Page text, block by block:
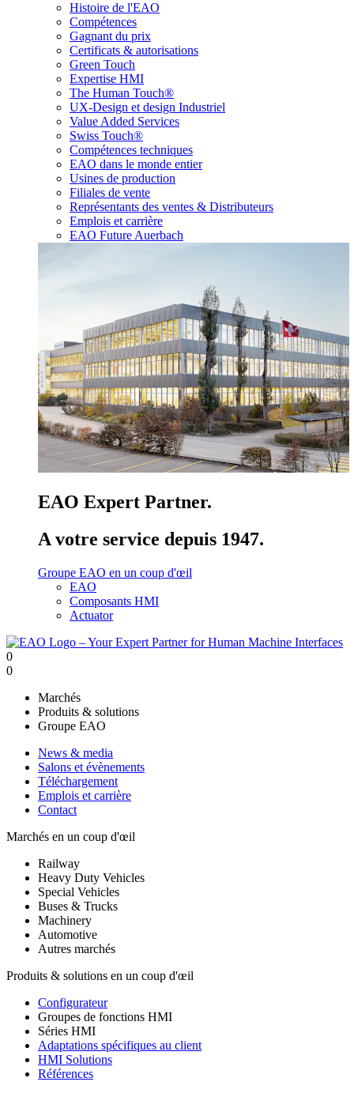
Histoire de l'EAO
Compétences
Gagnant du prix
Certificats & autorisations
Green Touch
Expertise HMI
The Human Touch®
UX-Design et design Industriel
Value Added Services
Swiss Touch®
Compétences techniques
EAO dans le monde entier
Usines de production
Filiales de vente
Représentants des ventes & Distributeurs
Emplois et carrière
EAO Future Auerbach
EAO Expert Partner.
A votre service depuis 1947.
Groupe EAO en un coup d'œil
EAO
Composants HMI
Actuator
0
0
Marchés
Produits & solutions
Groupe EAO
News & media
Salons et évènements
Téléchargement
Emplois et carrière
Contact
Marchés en un coup d'œil
Railway
Heavy Duty Vehicles
Special Vehicles
Buses & Trucks
Machinery
Automotive
Autres marchés
Produits & solutions en un coup d'œil
Configurateur
Groupes de fonctions HMI
Séries HMI
Adaptations spécifiques au client
HMI Solutions
Références